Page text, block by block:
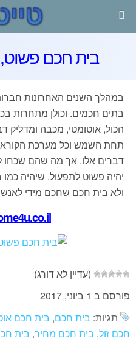
בית חכם
במהלך השנים האחרונות
בתים חכמים. וכולן מתחרות
הכול, אוטומטי, מכבה ומדליק
תחת השמש וכל מערכת
דברים אלו. אך מה שהם
יהיה פשוט לתפעול. שיהיה
ולא בית חכם שחכם מידי
(עדיין לא דורג)
פורסם ב 1 ביוני, 2017
תגיות: בית חכם, בית חכם
חכם זול, בית חכם מחיר, בית